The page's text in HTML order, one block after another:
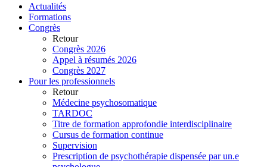
Actualités
Formations
Congrès
Retour
Congrès 2026
Appel à résumés 2026
Congrès 2027
Pour les professionnels
Retour
Médecine psychosomatique
TARDOC
Titre de formation approfondie interdisciplinaire
Cursus de formation continue
Supervision
Prescription de psychothérapie dispensée par un.e